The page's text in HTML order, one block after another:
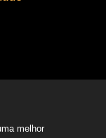
melhor